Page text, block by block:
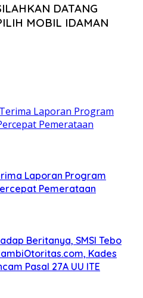
DATANG
MOBIL IDAMAN
Laporan Program
Pemerataan
Beritanya, SMSI Tebo
Kades
Pasal 27A UU ITE